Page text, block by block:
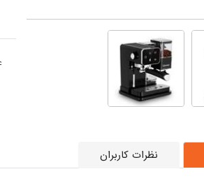
نظرات کاربران